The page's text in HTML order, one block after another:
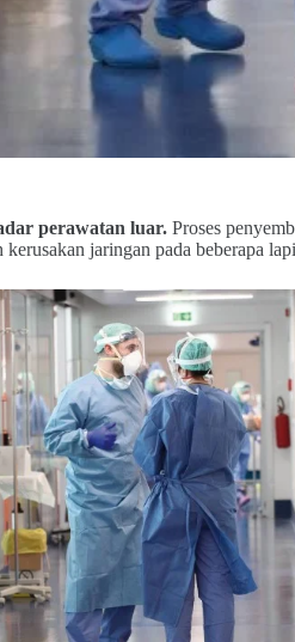
perawatan luar. Proses
jaringan pada beberapa